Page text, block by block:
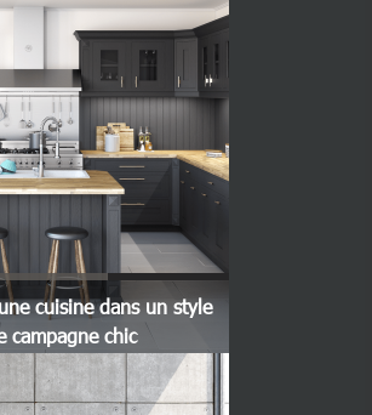
cuisine dans un style
campagne chic